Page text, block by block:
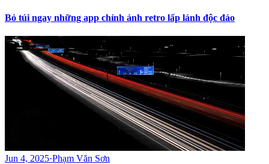
Bỏ túi ngay những app chỉnh ảnh retro lấp lánh độc đáo
Jun 4, 2025·Phạm Văn Sơn